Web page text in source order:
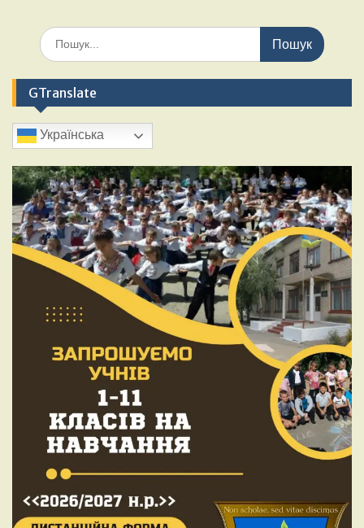
Шукати:
GTranslate
Українська